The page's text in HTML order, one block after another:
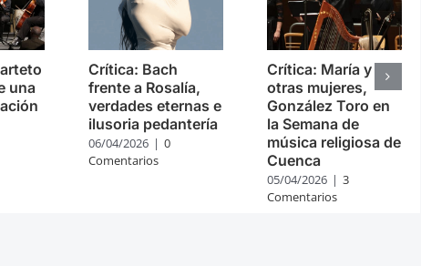
una
Crítica: Bach
frente a Rosalía,
verdades eternas e
ilusoria pedantería
06/04/2026 | 0
Comentarios
Crítica: María y
otras mujeres,
González Toro en
la Semana de
música religiosa de
Cuenca
05/04/2026 | 3
Comentarios